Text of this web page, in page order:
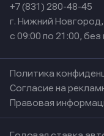
+7 (831) 280-48-45
г. Нижний Новгород,
с 09:00 по 21:00,
Политика
Согласие на
Правовая